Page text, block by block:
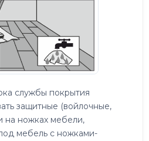
службы покрытия
защитные (войлочные,
на ножках мебели,
мебель с ножками-